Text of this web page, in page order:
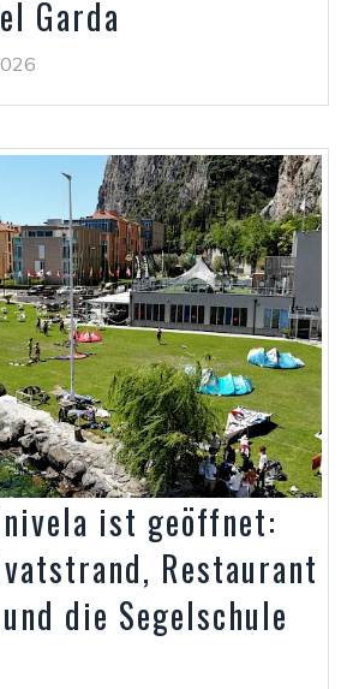
Garda
ist geöffnet:
Restaurant
die Segelschule